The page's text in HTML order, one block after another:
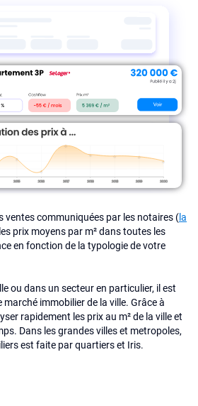
ventes communiquées par les notaires (la
prix moyens par m² dans toutes les
en fonction de la typologie de votre
ou dans un secteur en particulier, il est
immobilier de la ville. Grâce à
rapidement les prix au m² de la ville et
Dans les grandes villes et metropoles,
est faite par quartiers et Iris.